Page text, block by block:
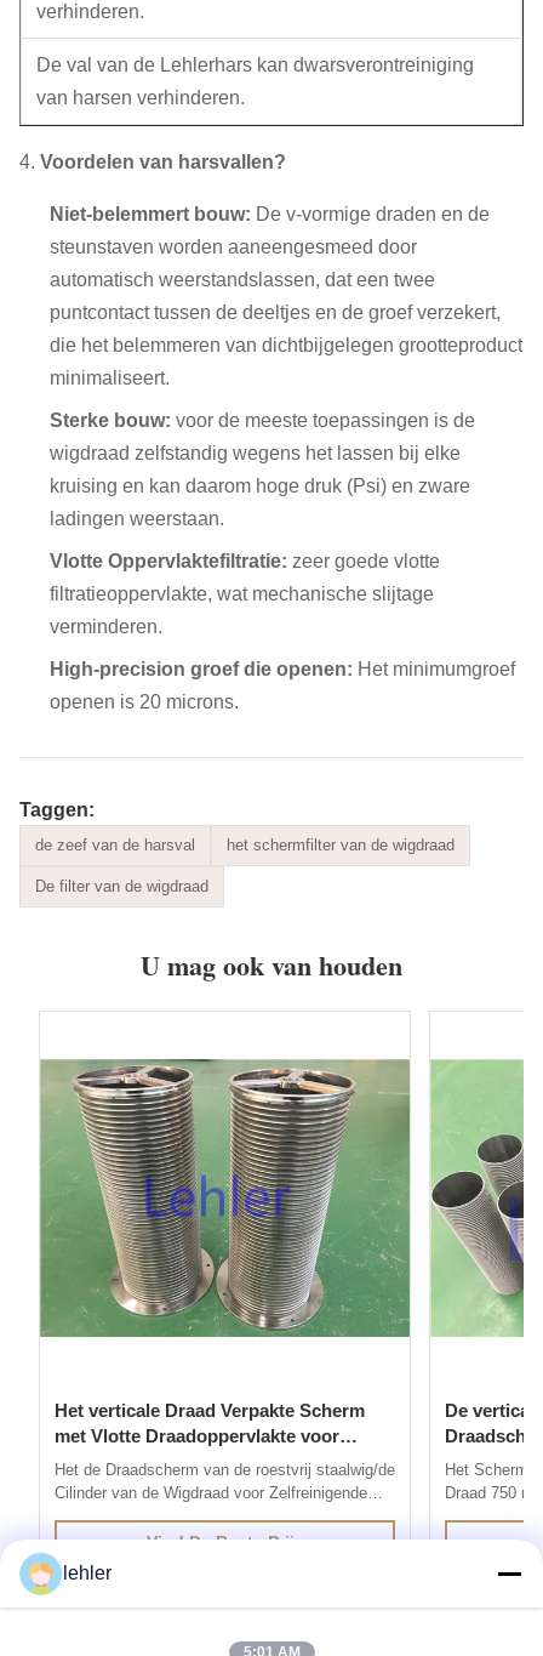
verhinderen.
De val van de Lehlerhars kan dwarsverontreiniging
van harsen verhinderen.
4. Voordelen van harsvallen?
Niet-belemmert bouw: De v-vormige draden en de
steunstaven worden aaneengesmeed door
automatisch weerstandslassen, dateen twee
puntcontact tussen de deeltjes en de groef verzekert,
die het belemmeren van dichtbijgelegen grootteproduct
minimaliseert.
Sterke bouw: voor de meeste toepassingen is de
wigdraad zelfstandig wegens het lassen bij elke
kruising en kan daarom hoge druk (Psi) en zware
ladingen weerstaan.
Vlotte Oppervlaktefiltratie: zeer goede vlotte
filtratieoppervlakte, watmechanische slijtage
verminderen.
High-precision groef die openen: Het minimumgroef
openen is 20 microns.
Taggen:
de zeef van de harsval het schermfilter van de wigdraad
De filter van de wigdraad
U mag ook van houden
Het verticale Draad Verpakte Scherm
met Vlotte Draadoppervlakte voor
Zelfreinigende Filter
Het de Draadscherm van de roestvrij staalwig/de
Cilinder van de Wigdraad voor Zelfreinigende
roestvrij staalwig geproduceerd door de methode
van elektrisch weerstandslassen, zijn de draden
met speciale profielen gelast aan het steunen
van draden bij 90 ...
Vind De Beste Prijs
De
Openen
Het
Draad 750
bij 90
lehler
5:01 AM